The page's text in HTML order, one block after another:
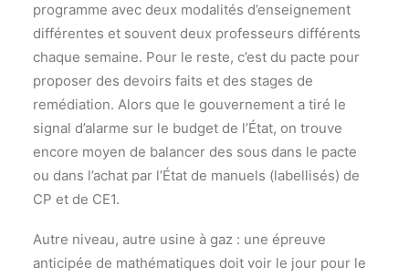
programme avec deux modalités d’enseignement
différentes et souvent deux professeurs différents
chaque semaine. Pour le reste, c’est du pacte pour
proposer des devoirs faits et des stages de
remédiation. Alors que le gouvernement a tiré le
signal d’alarme sur le budget de l’État, on trouve
encore moyen de balancer des sous dans le pacte
ou dans l’achat par l’État de manuels (labellisés) de
CP et de CE1.
Autre niveau, autre usine à gaz : une épreuve
anticipée de mathématiques doit voir le jour pour le